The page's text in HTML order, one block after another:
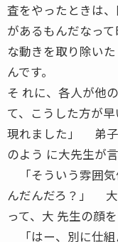
査をやったときは
があるもんだなっ
な動きを取り除い
んです。
そ れに、各人が他
て、こうした方が
現れました」 弟子
のよう に大先生が
「そういう雰囲
んだんだろ？」 大
って、大 先生の顔
「はー、別に仕